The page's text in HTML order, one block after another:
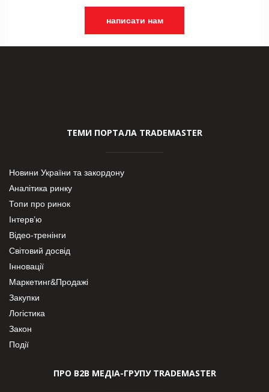
написати нам
ТЕМИ ПОРТАЛА TRADEMASTER
Новини України та закордону
Аналітика ринку
Топи про ринок
Інтерв’ю
Відео-тренінги
Світовий досвід
Інновації
Маркетинг&Продажі
Закупки
Логістика
Закон
Події
ПРО В2В МЕДІА-ГРУПУ TRADEMASTER